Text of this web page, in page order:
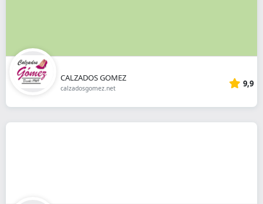
CALZADOS GOMEZ
calzadosgomez.net 9,9